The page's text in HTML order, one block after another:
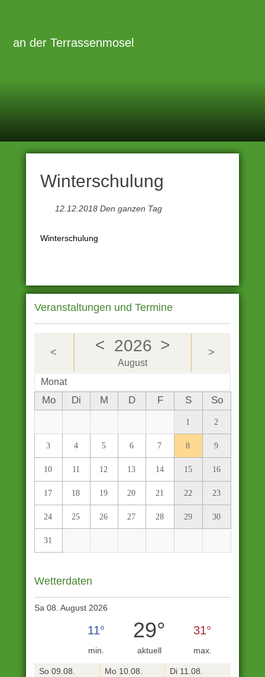
an der Terrassenmosel
Winterschulung
12.12.2018 Den ganzen Tag
Winterschulung
Veranstaltungen und Termine
< < 2026 >
August
>
Monat
Mo Di M D F S So
1 2
3 4 5 6 7 8 9
10 11 12 13 14 15 16
17 18 19 20 21 22 23
24 25 26 27 28 29 30
31
Wetterdaten
Sa 08. August 2026
11°
min.
29°
aktuell
31°
max.
So 09.08.
Mo 10.08.
Di 11.08.